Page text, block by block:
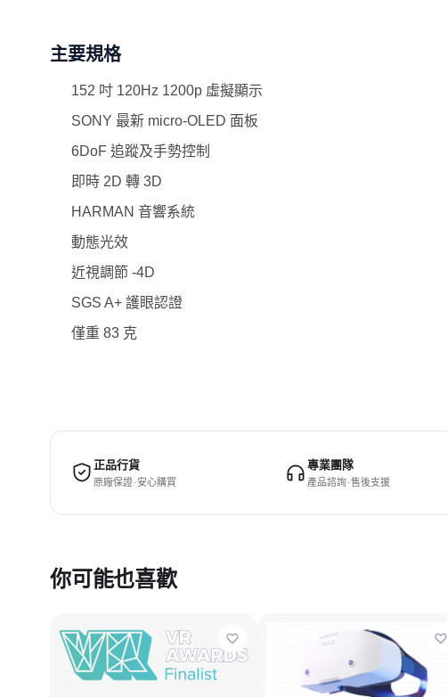
主要規格
152 吋 120Hz 1200p 虛擬顯示
SONY 最新 micro-OLED 面板
6DoF 追蹤及手勢控制
即時 2D 轉 3D
HARMAN 音響系統
動態光效
近視調節 -4D
SGS A+ 護眼認證
僅重 83 克
正品行貨
原廠保證 · 安心購買
專業團隊
產品諮詢 · 售後支援
你可能也喜歡